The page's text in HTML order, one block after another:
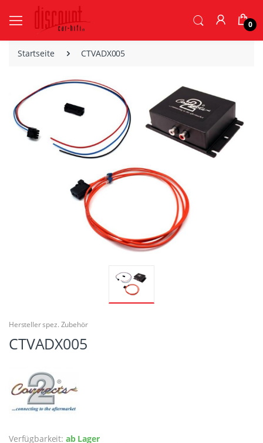
0
Startseite CTVADX005
Hersteller spez. Zubehör
CTVADX005
Verfügbarkeit: ab Lager